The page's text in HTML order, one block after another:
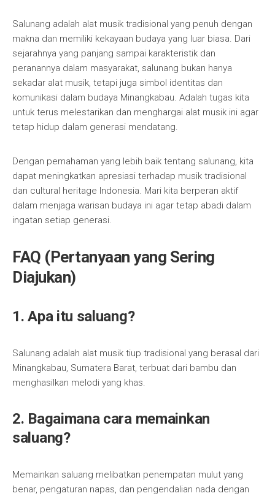
Salunang adalah alat musik tradisional yang penuh dengan
makna dan memiliki kekayaan budaya yang luar biasa. Dari
sejarahnya yang panjang sampai karakteristik dan
peranannya dalam masyarakat, salunang bukan hanya
sekadar alat musik, tetapi juga simbol identitas dan
komunikasi dalam budaya Minangkabau. Adalah tugas kita
untuk terus melestarikan dan menghargai alat musik ini agar
tetap hidup dalam generasi mendatang.
Dengan pemahaman yang lebih baik tentang salunang, kita
dapat meningkatkan apresiasi terhadap musik tradisional
dan cultural heritage Indonesia. Mari kita berperan aktif
dalam menjaga warisan budaya ini agar tetap abadi dalam
ingatan setiap generasi.
FAQ (Pertanyaan yang Sering
Diajukan)
1. Apa itu saluang?
Salunang adalah alat musik tiup tradisional yang berasal dari
Minangkabau, Sumatera Barat, terbuat dari bambu dan
menghasilkan melodi yang khas.
2. Bagaimana cara memainkan
saluang?
Memainkan saluang melibatkan penempatan mulut yang
benar, pengaturan napas, dan pengendalian nada dengan